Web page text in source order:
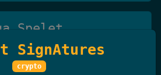
Spelet
SignAtures
crypto